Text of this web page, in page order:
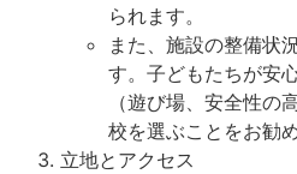
られます。
また、施設の整備状
す。子どもたちが安
（遊び場、安全性の
校を選ぶことをお勧
立地とアクセス